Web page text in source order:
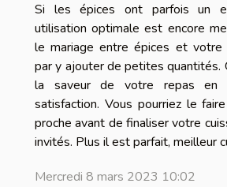
Si les épices ont parfois un
utilisation optimale est encore
le mariage entre épices et votre
par y ajouter de petites quantités.
la saveur de votre repas en
satisfaction. Vous pourriez le
proche avant de finaliser votre
invités. Plus il est parfait, meilleur
Mercredi 8 mars 2023 10:02